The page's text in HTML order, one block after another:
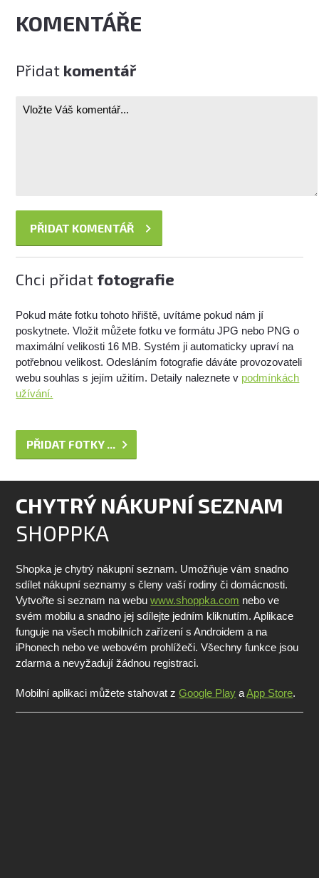
KOMENTÁŘE
Přidat komentář
Chci přidat fotografie
Pokud máte fotku tohoto hřiště, uvítáme pokud nám jí
poskytnete. Vložit můžete fotku ve formátu JPG nebo PNG o
maximální velikosti 16 MB. Systém ji automaticky upraví na
potřebnou velikost. Odesláním fotografie dáváte provozovateli
webu souhlas s jejím užitím. Detaily naleznete v podmínkách
užívání.
PŘIDAT FOTKY ...
CHYTRÝ NÁKUPNÍ SEZNAM
SHOPPKA
Shopka je chytrý nákupní seznam. Umožňuje vám snadno
sdílet nákupní seznamy s členy vaší rodiny či domácnosti.
Vytvořte si seznam na webuwww.shoppka.com nebo ve
svém mobilu a snadno jej sdílejte jedním kliknutím. Aplikace
funguje na všech mobilních zařízení s Androidem a na
iPhonech nebo ve webovém prohlížeči. Všechny funkce jsou
zdarma a nevyžadují žádnou registraci.
Mobilní aplikaci můžete stahovat zGoogle Play aApp Store.